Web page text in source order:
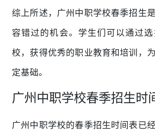
综上所述，广州中职学校春季招生
容错过的机会。学生们可以通过
校，获得优秀的职业教育和培训，
定基础。
广州中职学校春季招生时
广州中职学校的春季招生时间表已